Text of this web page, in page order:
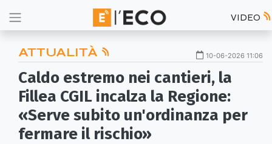
VIDEO
ATTUALITÀ 10-06-2026 11:06
Caldo estremo nei cantieri, la
Fillea CGIL incalza la Regione:
«Serve subito un'ordinanza per
fermare il rischio»